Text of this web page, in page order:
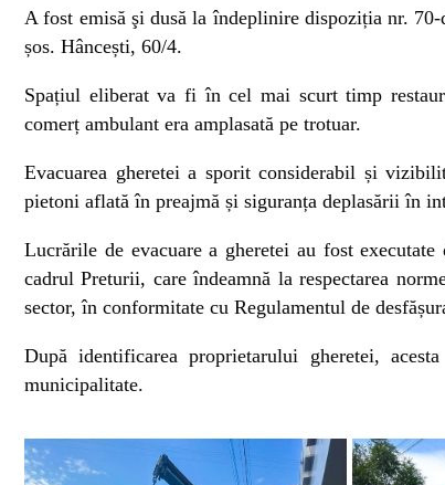
A fost emisă şi dusă la îndeplinire dispoziția nr.
șos. Hâncești, 60/4.
Spațiul eliberat va fi în cel mai scurt timp
comerț ambulant era amplasată pe trotuar.
Evacuarea gheretei a sporit considerabil și
pietoni aflată în preajmă și siguranța deplasării în
Lucrările de evacuare a gheretei au fost
cadrul Preturii, care îndeamnă la respectarea
sector, în conformitate cu Regulamentul de
După identificarea proprietarului gheretei,
municipalitate.